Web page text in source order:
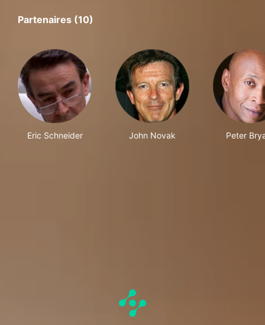
Partenaires (10)
Eric Schneider John Novak Peter